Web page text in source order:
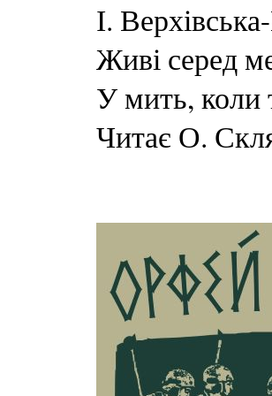
І.
Живі серед
У мить, коли
Читає О.